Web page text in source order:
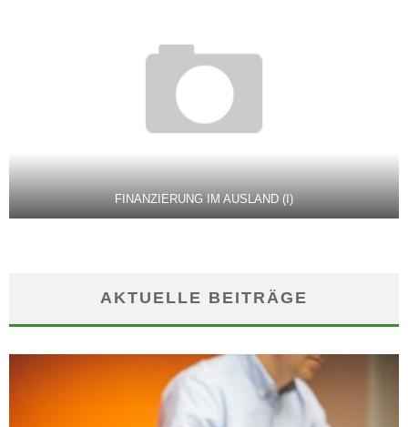
FINANZIERUNG IM AUSLAND (I)
AKTUELLE BEITRÄGE